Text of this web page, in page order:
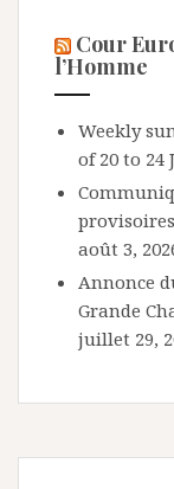
Cour
l’Homme
Weekly
of 20 to 24
août 3,
Annonce
Grande
juillet 29,